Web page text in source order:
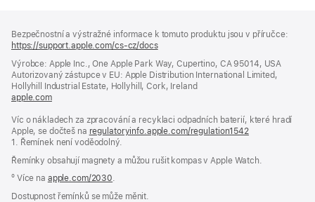
Bezpečnostní a výstražné informace k tomuto produktu jsou v příručce:
https://support.apple.com/cs-cz/docs(otevře
v novém
okně)
Výrobce: Apple Inc., One Apple Park Way, Cupertino, CA 95014, USA
Autorizovaný zástupce v EU: Apple Distribution International Limited,
Hollyhill Industrial Estate, Hollyhill, Cork, Ireland
apple.com(otevře
v novém
okně)
Víc o nákladech za zpracování a recyklaci odpadních baterií, které hradí
Apple, se dočteš na regulatoryinfo.apple.com/regulation1542(otevře
okně)
1. Řemínek není voděodolný.
Řemínky obsahují magnety a můžou rušit kompas v Apple Watch.
º Více na apple.com/2030.
Dostupnost řemínků se může měnit.